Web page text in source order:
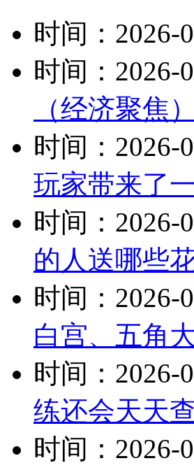
时间：2026-
时间：2026-
（经济聚焦）
时间：2026-
玩家带来了
时间：2026-
的人送哪些
时间：2026-
白宫、五角
时间：2026-
练还会天天
时间：2026-